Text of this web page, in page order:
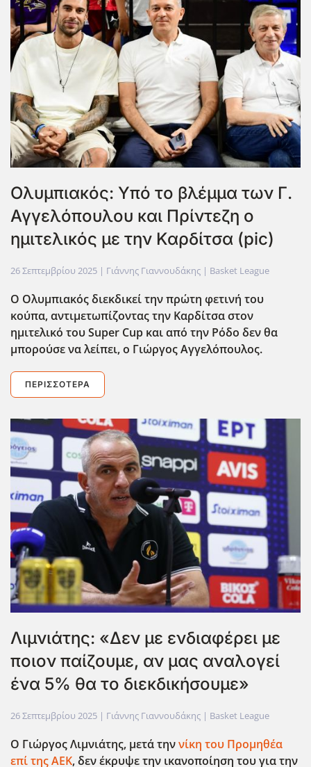
Ολυμπιακός: Υπό το βλέμμα των Γ.
Αγγελόπουλου και Πρίντεζη ο
ημιτελικός με την Καρδίτσα (pic)
26 Σεπτεμβρίου 2025 | Γιάννης Γιαννουδάκης | Basket League
Ο Ολυμπιακός διεκδικεί την πρώτη φετινή του
κούπα, αντιμετωπίζοντας την Καρδίτσα στον
ημιτελικό του Super Cup και από την Ρόδο δεν θα
μπορούσε να λείπει, ο Γιώργος Αγγελόπουλος.
ΠΕΡΙΣΣΌΤΕΡΑ
Λιμνιάτης: «Δεν με ενδιαφέρει με
ποιον παίζουμε, αν μας αναλογεί
ένα 5% θα το διεκδικήσουμε»
26 Σεπτεμβρίου 2025 | Γιάννης Γιαννουδάκης | Basket League
Ο Γιώργος Λιμνιάτης, μετά τηννίκη του Προμηθέα
επί της ΑΕΚ, δεν έκρυψε την ικανοποίηση του για την